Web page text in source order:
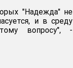
"Надежда" не
и в среду
вопросу", -